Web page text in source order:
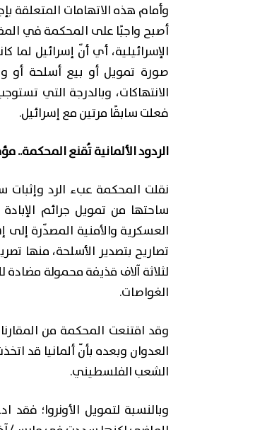
وأمام هذه الاتهامات المتعلقة
أصبح واجبًا على المحكمة في
الإسرائيلية، أي أنّ إسرائيل
صورة تمويل أو بيع أسلحة أو
الانتهاكات، وبالدرجة التي
فعلت سابقًا مرتين مع إسرائيل.
الردود الألمانية تُقنع المحكمة..
نقلت المحكمة عبء الرد وإثبات
ساحتها من تمويل جرائم
تصاريح بتصدير الأسلحة، منها
لثلاثة آلاف قذيفة محمولة مضادة
الغواصات.
وقد اقتنعت المحكمة من
العدوان وبعده بأنّ ألمانيا قد
الشعب الفلسطيني.
وبالنسبة لتمويل الأونروا؛ فقد